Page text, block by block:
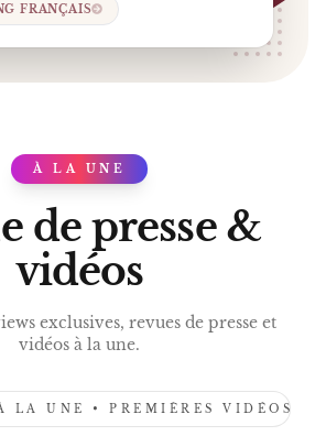
FRANÇAIS
À LA UNE
de presse &
vidéos
exclusives, revues de presse et
vidéos à la une.
LA UNE • PREMIÈRES VIDÉOS •